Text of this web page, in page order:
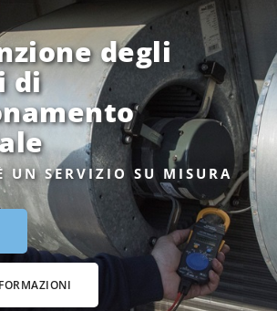
degli
di
UN SERVIZIO SU MISURA